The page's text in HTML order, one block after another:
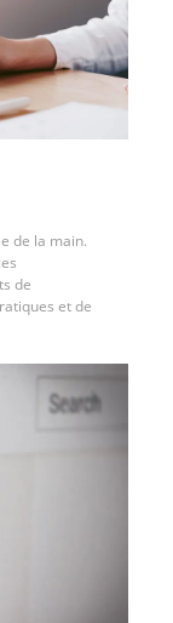
de la main.
de
et de